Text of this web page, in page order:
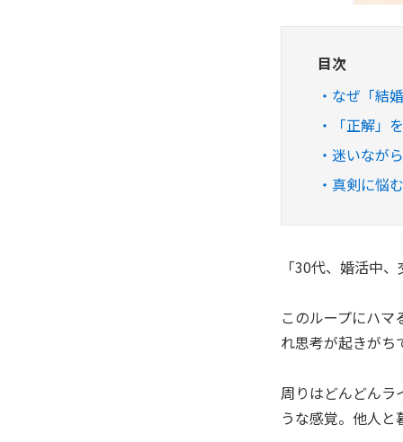
目次
なぜ「結
「正解」
迷いなが
真剣に悩
「30代、婚活中
このループにハ
れ思考が起きがち
周りはどんどんラ
うな感覚。他人